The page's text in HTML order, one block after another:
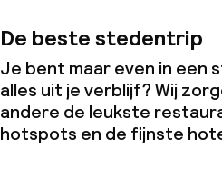
De beste stedentrip
Je bent maar even in een
alles uit je verblijf? Wij
andere de leukste
hotspots en de fijnste